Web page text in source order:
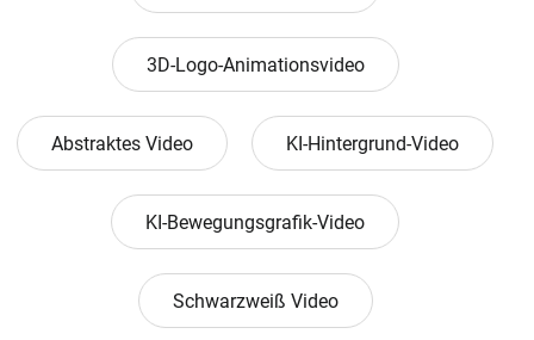
3D-Logo-Animationsvideo
Abstraktes Video KI-Hintergrund-Video
KI-Bewegungsgrafik-Video
Schwarzweiß Video